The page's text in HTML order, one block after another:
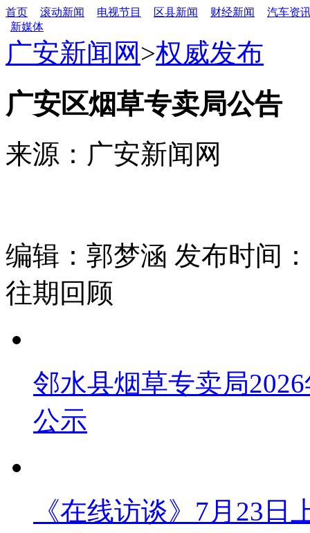
首页 滚动新闻 电视节目 区县新闻 财经新闻
汽车资
新媒体
广安新闻网 >权威发布
广安区烟草专卖局公告
来源：广安新闻网
编辑：郭梦涵 发布时间
往期回顾
邻水县烟草专卖局
公示
《在线访谈》7月23日